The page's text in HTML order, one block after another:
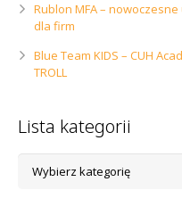
Rublon MFA –
dla firm
Blue Team KIDS – CUH
TROLL
Lista kategorii
kategorii